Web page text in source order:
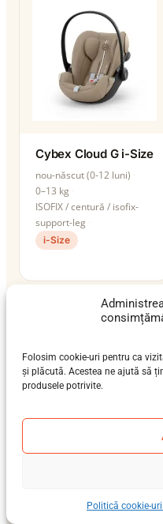
Folosim cookie-uri pentru ca
și plăcută. Acestea ne ajută să
produsele potrivite.
Politică cookie-uri
Cybex Cloud G i-Size
nou-născut (0-12 luni)
0–13 kg
ISOFIX / centură / isofix-
support-leg
i-Size
nou-născut (0-12 luni),